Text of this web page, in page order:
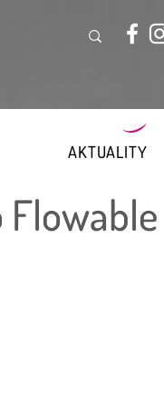
AKTUALITY